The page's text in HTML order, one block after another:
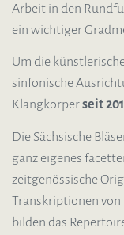
Arbeit in den
ein wichtiger
Um die
sinfonische
Klangkörperseit
Die Sächsische
ganz eigenes
zeitgenössische
Transkriptionen
bilden das